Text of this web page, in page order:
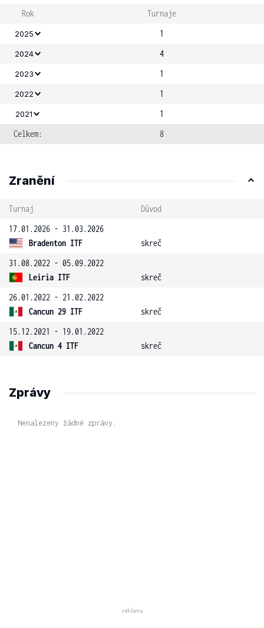
Rok Turnaje
2025 1
2024 4
2023 1
2022 1
2021
1
Celkem:
8
Zranění
Turnaj
Důvod
17.01.2026 - 31.03.2026
Bradenton ITF
skreč
31.08.2022 - 05.09.2022
Leiria ITF
skreč
26.01.2022 - 21.02.2022
Cancun 29 ITF
skreč
15.12.2021 - 19.01.2022
Cancun 4 ITF
skreč
Zprávy
Nenalezeny žádné zprávy.